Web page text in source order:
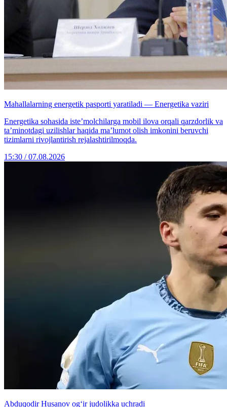
Mahallalarning energetik pasporti yaratiladi — Energetika vaziri
Energetika sohasida iste’molchilarga mobil ilova orqali qarzdorlik va
ta’minotdagi uzilishlar haqida ma’lumot olish imkonini beruvchi
tizimlarni rivojlantirish rejalashtirilmoqda.
15:30 / 07.08.2026
Abduqodir Husanov og‘ir judolikka uchradi